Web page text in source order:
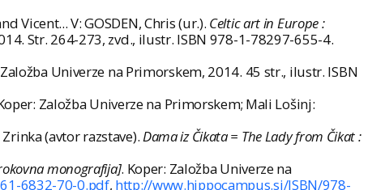
Vicent... V: GOSDEN, Chris (ur.). Celtic art in Europe :
Str. 264-273, zvd., ilustr. ISBN 978-1-78297-655-4.
Univerze na Primorskem, 2014. 45 str., ilustr. ISBN
Založba Univerze na Primorskem; Mali Lošinj:
(avtor razstave).Dama iz Čikata = The Lady from Čikat :
monografija]. Koper: Založba Univerze na
6832-70-0.pdf, http://www.hippocampus.si/ISBN/978-